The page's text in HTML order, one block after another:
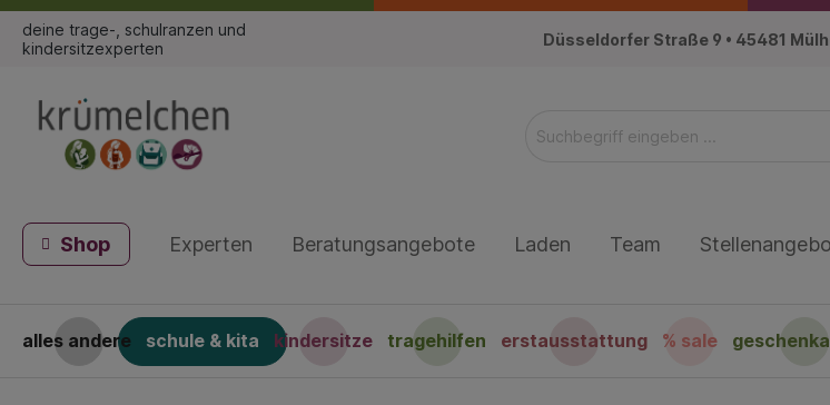
deine trage-, schulranzen und
kindersitzexperten
Düsseldorfer Straße 9 • 45481
Shop Experten Beratungsangebote Laden Team
alles andere schule & kita kindersitze tragehilfen erstausstattung % sale